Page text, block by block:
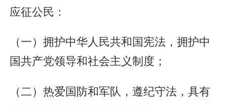
应征公民：
（一）拥护中华人民共和国宪法，拥护中
国共产党领导和社会主义制度；
（二）热爱国防和军队，遵纪守法，具有